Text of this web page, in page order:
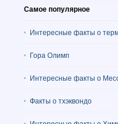
Самое популярное
Интересные факты о
Гора Олимп
Интересные факты о
Факты о тхэквондо